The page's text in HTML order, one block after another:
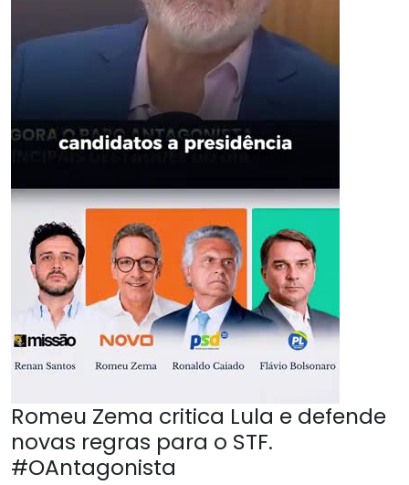
Romeu Zema critica Lula e defende
novas regras para o STF.
#OAntagonista